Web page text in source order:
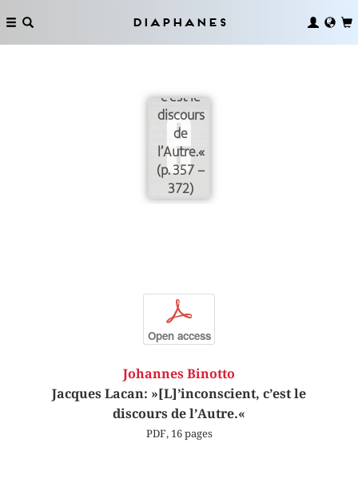
Diaphanes
Jacques
c’est le
discours
de
l’Autre.«
(p. 357 –
372)
p
Open access
Johannes Binotto
Jacques Lacan: »[L]’inconscient, c’est le
discours de l’Autre.«
PDF, 16 pages